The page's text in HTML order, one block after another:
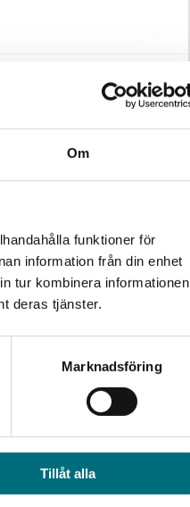
Om
funktioner för
information från din enhet
tur kombinera informationen
deras tjänster.
Marknadsföring
Tillåt alla
del 1 av 2
del 2 av 2